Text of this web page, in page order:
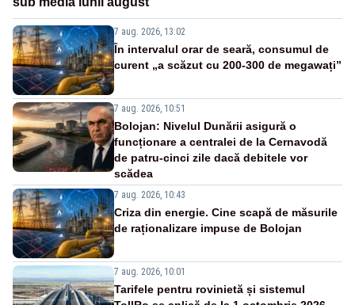
7 aug. 2026, 13:02
În intervalul orar de seară, consumul de
curent „a scăzut cu 200-300 de megawați”
7 aug. 2026, 10:51
Bolojan: Nivelul Dunării asigură o
funcționare a centralei de la Cernavodă
de patru-cinci zile dacă debitele vor
scădea
7 aug. 2026, 10:43
Criza din energie. Cine scapă de măsurile
de raționalizare impuse de Bolojan
7 aug. 2026, 10:01
Tarifele pentru rovinietă și sistemul